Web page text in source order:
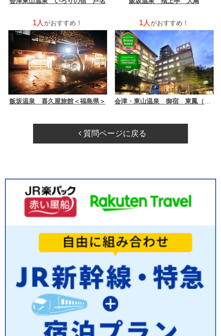
1人 がおすすめ！
飯坂温泉 喜久屋旅館＜福島県＞
1人 がおすすめ！
会津・東山温泉 御宿 東鳳（オリックスホテルズ＆リゾーツ）
質問ページに戻る